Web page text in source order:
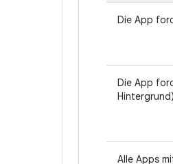
Die App
Die App
Alle Apps